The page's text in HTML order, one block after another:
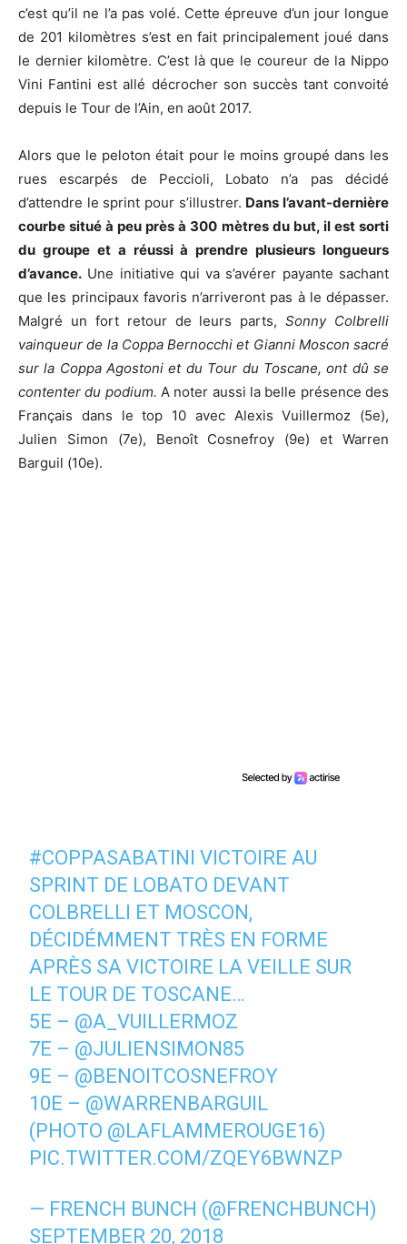
c’est qu’il ne l’a pas volé. Cette épreuve d’un jour longue
de 201 kilomètres s’est en fait principalement joué dans
le dernier kilomètre. C’est là que le coureur de la Nippo
Vini Fantini est allé décrocher son succès tant convoité
depuis le Tour de l’Ain, en août 2017.
Alors que le peloton était pour le moins groupé dans les
rues escarpés de Peccioli, Lobato n’a pas décidé
d’attendre le sprint pour s’illustrer. Dans l’avant-dernière
courbe situé à peu près à 300 mètres du but, il est sorti
du groupe et a réussi à prendre plusieurs longueurs
d’avance. Une initiative qui va s’avérer payante sachant
que les principaux favoris n’arriveront pas à le dépasser.
Malgré un fort retour de leurs parts,Sonny Colbrelli
vainqueur de la Coppa Bernocchi et Gianni Moscon sacré
sur la Coppa Agostoni et du Tour du Toscane, ont dû se
contenter du podium. A noter aussi la belle présence des
Français dans le top 10 avec Alexis Vuillermoz (5e),
Julien Simon (7e), Benoît Cosnefroy (9e) et Warren
Barguil (10e).
#COPPASABATINI VICTOIRE AU
SPRINT DE LOBATO DEVANT
COLBRELLI ET MOSCON,
DÉCIDÉMMENT TRÈS EN FORME
APRÈS SA VICTOIRE LA VEILLE SUR
LE TOUR DE TOSCANE…
5E – @A_VUILLERMOZ
7E – @JULIENSIMON85
9E – @BENOITCOSNEFROY
10E – @WARRENBARGUIL
(PHOTO @LAFLAMMEROUGE16)
PIC.TWITTER.COM/ZQEY6BWNZP
— FRENCH BUNCH (@FRENCHBUNCH)
SEPTEMBER 20, 2018